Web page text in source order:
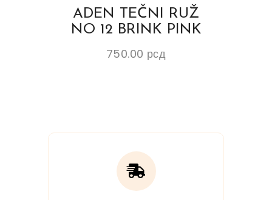
ADEN TEČNI RUŽ
NO 12 BRINK PINK
750.00 рсд